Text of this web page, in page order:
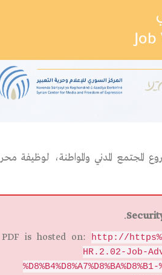
المدني والمواطنة، لوظيفة
PDF is hosted on:
http://
HR.2.02-Job-